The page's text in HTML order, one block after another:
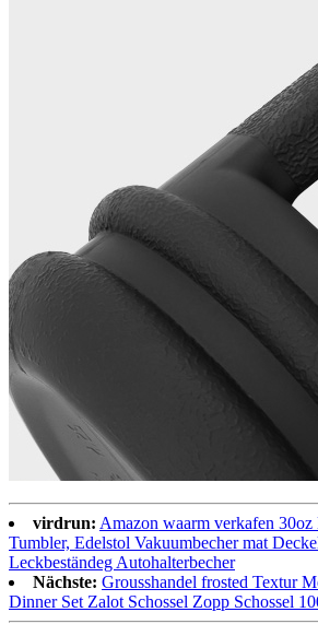
virdrun: Amazon waarm verkafen
Tumbler, Edelstol Vakuumbecher mat
Leckbeständeg Autohalterbecher
Nächste: Grousshandel frosted Textur
Dinner Set Zalot Schossel Zopp Schossel